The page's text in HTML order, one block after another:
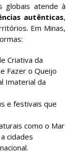
globais atende à
autênticas,
Em Minas,
Criativa da
Fazer o Queijo
Imaterial da
e festivais que
como o Mar
cidades